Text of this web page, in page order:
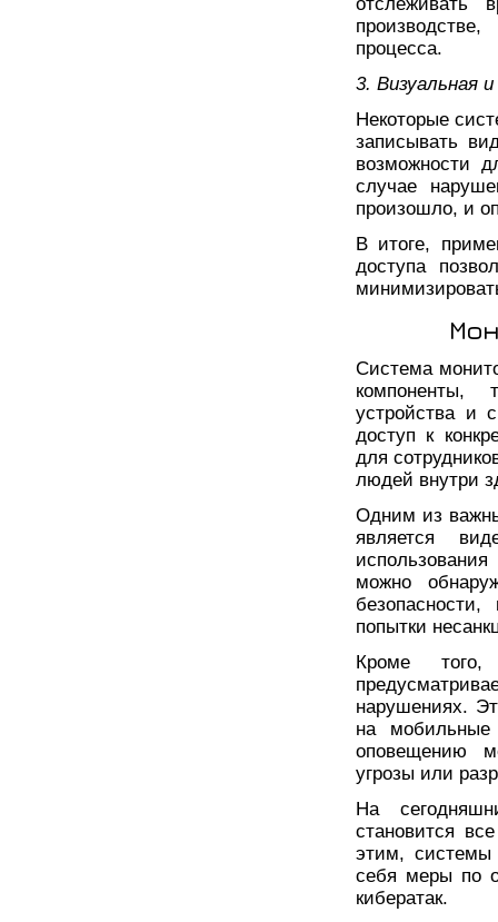
процесса.
3. Визуальная
Некоторые
записывать
возможности
случае
произошло, и
В итоге,
доступа
Система
компоненты,
устройства и
доступ к
для
людей внутри
Одним из
является
можно
попытки
Кроме того,
нарушениях.
на мобильные
оповещению
угрозы или
На
становится
этим, системы
себя меры по
кибератак.